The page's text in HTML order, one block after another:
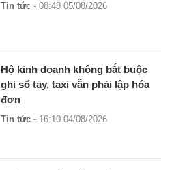
Tin tức - 08:48 05/08/2026
Hộ kinh doanh không bắt buộc
ghi sổ tay, taxi vẫn phải lập hóa
đơn
Tin tức - 16:10 04/08/2026